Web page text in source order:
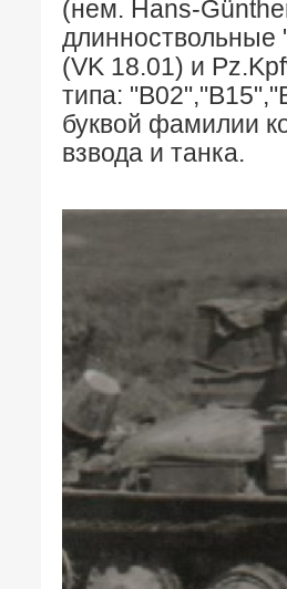
(нем. Hans-
длинноствольные
(VK 18.01) и
типа:
буквой фамилии
взвода и танка.